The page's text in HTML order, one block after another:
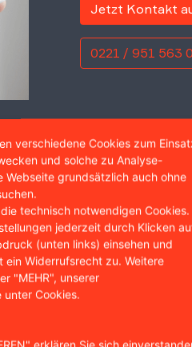
Jetzt Kontakt
0221 / 951 563 0
bekannt aus
Das „Z“-Symbol, so das
gegen die Ukraine.
für Russland wünsche und
Straftaten strafbar. Der
verschiedene Cookies zum
und solche zu Analyse-
Webseite grundsätzlich auch ohne
technisch notwendigen Cookies.
jederzeit durch Klicken
(unten links) einsehen und
Widerrufsrecht zu. Weitere
"MEHR", unserer
Cookies.